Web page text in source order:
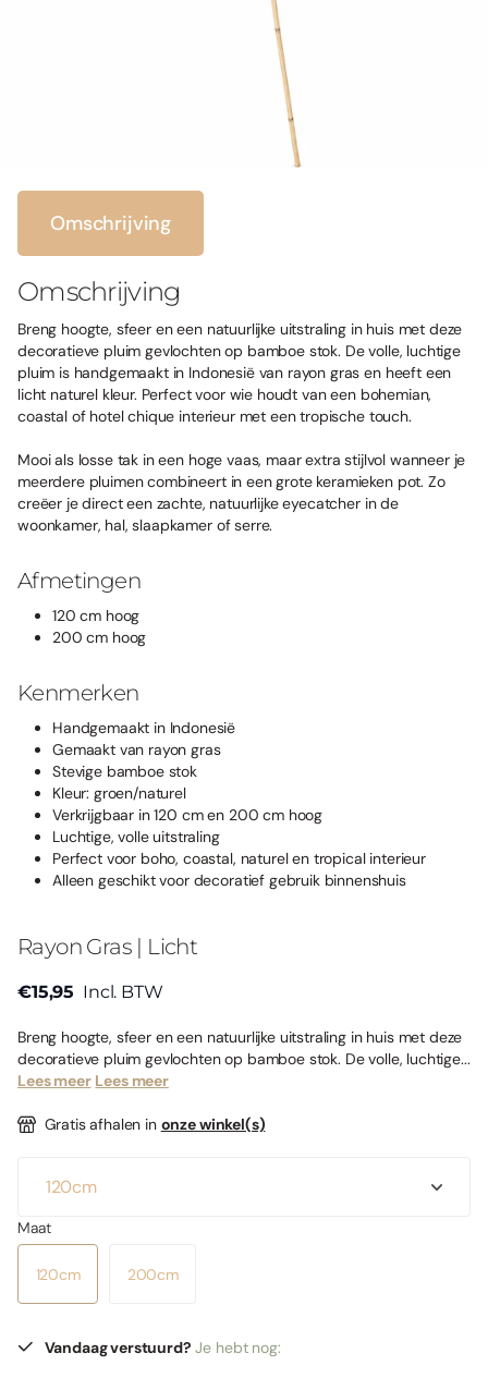
Omschrijving
Omschrijving
Breng hoogte, sfeer en een natuurlijke uitstraling in huis met deze
decoratieve pluim gevlochten op bamboe stok. De volle, luchtige
pluim is handgemaakt in Indonesië van rayon gras en heeft een
licht naturel kleur. Perfect voor wie houdt van een bohemian,
coastal of hotel chique interieur met een tropische touch.
Mooi als losse tak in een hoge vaas, maar extra stijlvol wanneer je
meerdere pluimen combineert in een grote keramieken pot. Zo
creëer je direct een zachte, natuurlijke eyecatcher in de
woonkamer, hal, slaapkamer of serre.
Afmetingen
120 cm hoog
200 cm hoog
Kenmerken
Handgemaakt in Indonesië
Gemaakt van rayon gras
Stevige bamboe stok
Kleur: groen/naturel
Verkrijgbaar in 120 cm en 200 cm hoog
Luchtige, volle uitstraling
Perfect voor boho, coastal, naturel en tropical interieur
Alleen geschikt voor decoratief gebruik binnenshuis
Rayon Gras | Licht
€15,95 Incl. BTW
Breng hoogte, sfeer en een natuurlijke uitstraling in huis met deze
decoratieve pluim gevlochten op bamboe stok. De volle, luchtige...
Lees meer Lees meer
Gratis afhalen in onze winkel(s)
Maat
120cm 200cm
Vandaag verstuurd? Je hebt nog: